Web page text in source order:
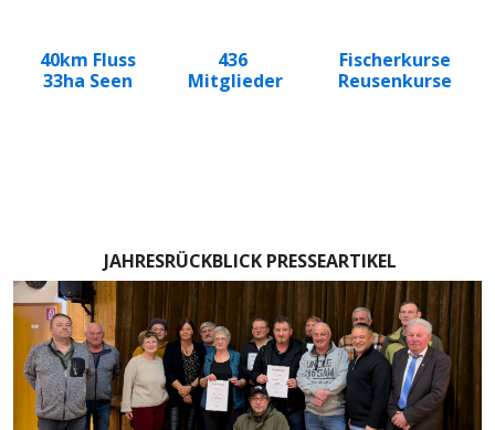
40km Fluss
33ha Seen
436
Mitglieder
Fischerkurse
Reusenkurse
JAHRESRÜCKBLICK PRESSEARTIKEL